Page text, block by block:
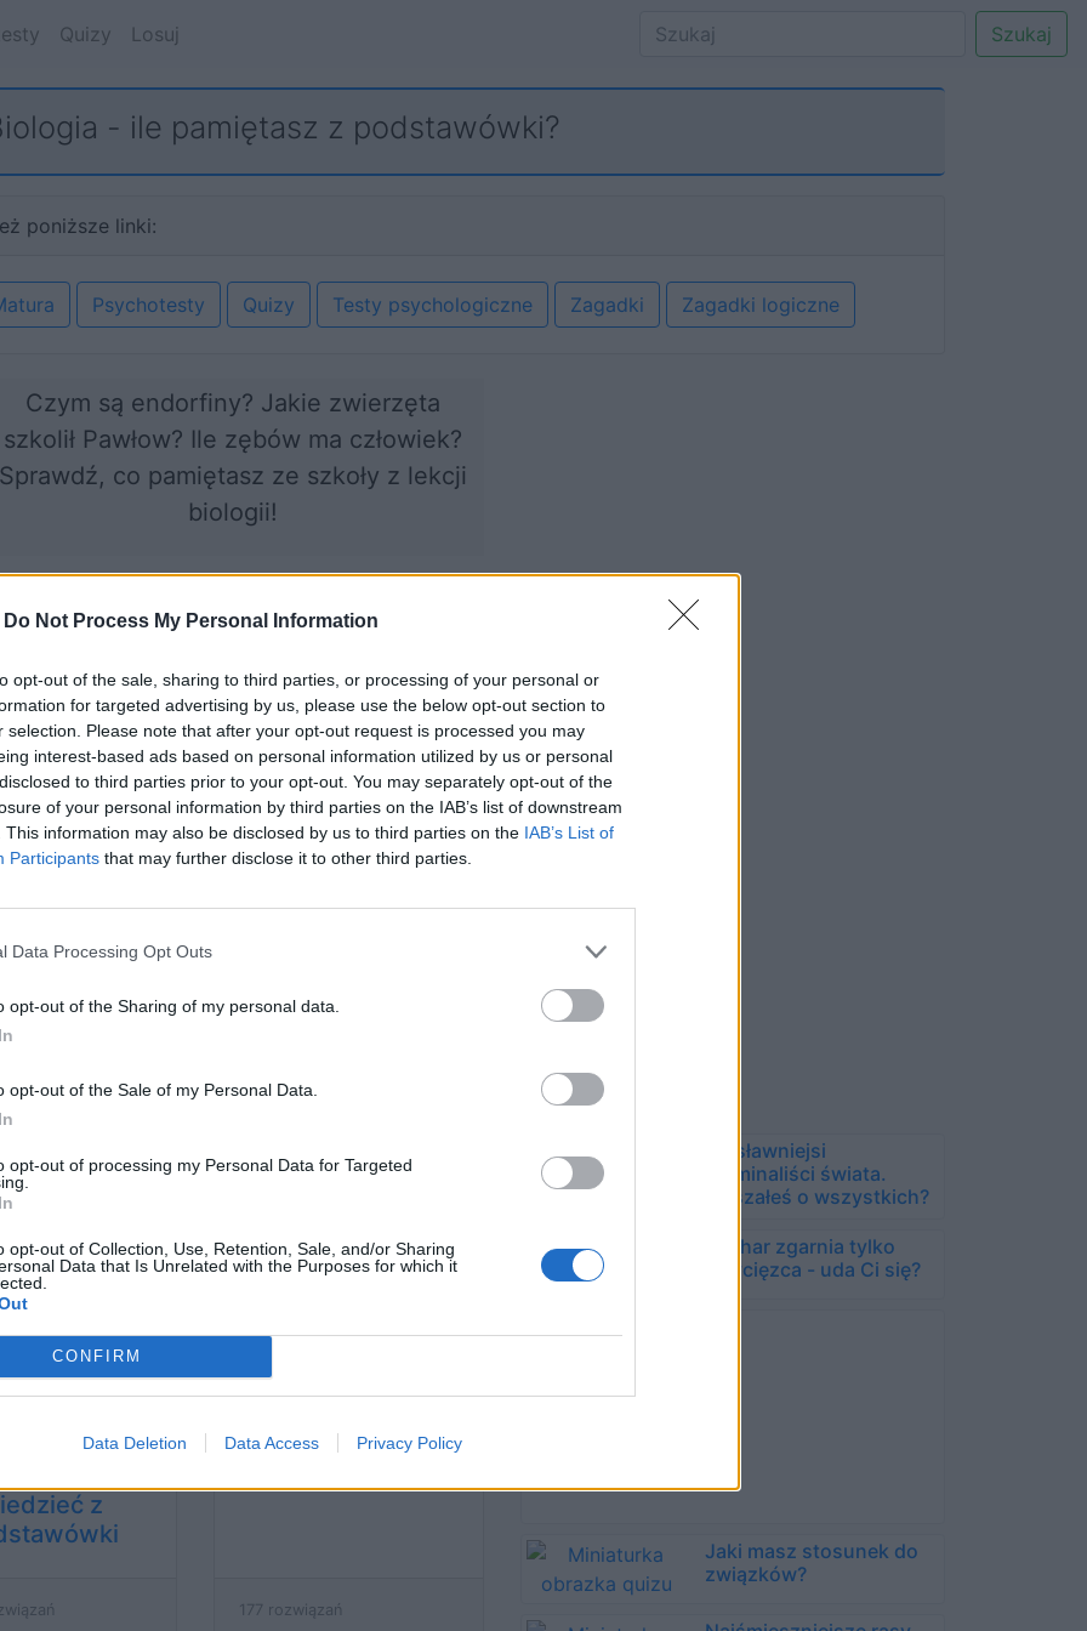
Do Not Process My Personal Information
opt-out of the sale, sharing to third parties, or processing of your personal or
for targeted advertising by us, please use the below opt-out section to
selection. Please note that after your opt-out request is processed you may
interest-based ads based on personal information utilized by us or personal
to third parties prior to your opt-out. You may separately opt-out of the
of your personal information by third parties on the IAB’s list of downstream
This information may also be disclosed by us to third parties on the IAB’s List of
Participants that may further disclose it to other third parties.
Data Processing Opt Outs
opt-out of the Sharing of my personal data.
opt-out of the Sale of my Personal Data.
opt-out of processing my Personal Data for Targeted
opt-out of Collection, Use, Retention, Sale, and/or Sharing
Data that Is Unrelated with the Purposes for which it
CONFIRM
Data Deletion Data Access Privacy Policy
Quizy Losuj Szukaj
- ile pamiętasz z podstawówki?
poniższe linki:
Psychotesty Quizy Testy psychologiczne Zagadki Zagadki logiczne
Czym są endorfiny? Jakie zwierzęta
szkolił Pawłow? Ile zębów ma człowiek?
Sprawdź, co pamiętasz ze szkoły z lekcji
biologii!
quiz
maturę
Jak dobrze znasz
- tylko 1 na
zdobywa w
Świat zwierząt - ile
12103 rozwiązania
które
z
Jak dobrze znasz
177 rozwiązań
Najsławniejsi
kryminaliści świata.
Słyszałeś o wszystkich?
Puchar zgarnia tylko
zwycięzca - uda Ci się?
Jaki masz stosunek do
związków?